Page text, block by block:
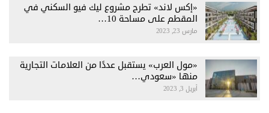
«إكس لاند» تطرح مشروع ليك فيو السكني في
المقطم على مساحة 10…
مارس 23, 2023
«مول العرب» يستقبل عددًا من العلامات التجارية
منها «سعودي…
أبريل 3, 2023